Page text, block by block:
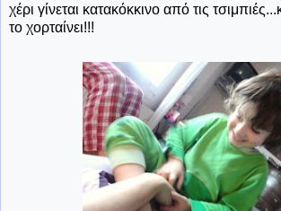
χέρι γίνεται κατακόκκινο από τις
το χορταίνει!!!